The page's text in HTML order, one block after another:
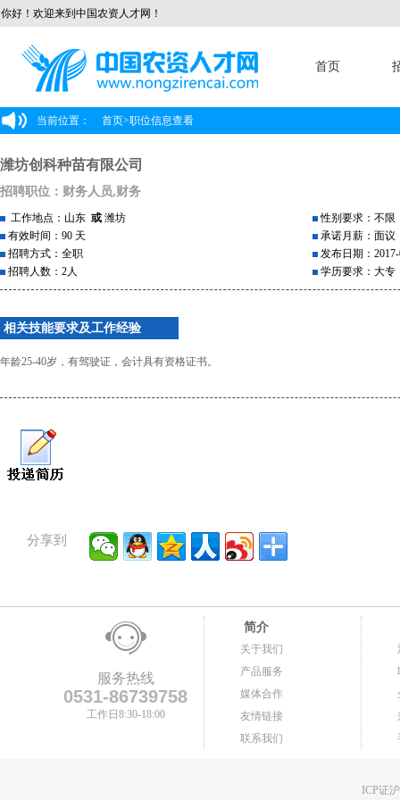
你好！欢迎来到中国农资人才网！
首页
当前位置： 首页>职位信息查看
潍坊创科种苗有限公司
招聘职位：财务人员,财务
工作地点：山东 或 潍坊
有效时间：90 天
招聘方式：全职
招聘人数：2人
性别要求：不限
承诺月薪：面议
发布日期：
学历要求：大专
相关技能要求及工作经验
年龄25-40岁，有驾驶证，会计具有资格证书。
分享到
服务热线
0531-86739758
工作日8:30-18:00
简介
关于我们
产品服务
媒体合作
友情链接
联系我们
ICP证